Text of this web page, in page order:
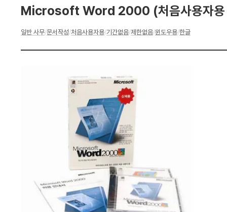
Microsoft Word 2000 (처음사용자용
상
일반 사무/문서작성/처음사용자용/기간없음/제한없음/윈도우용/한글